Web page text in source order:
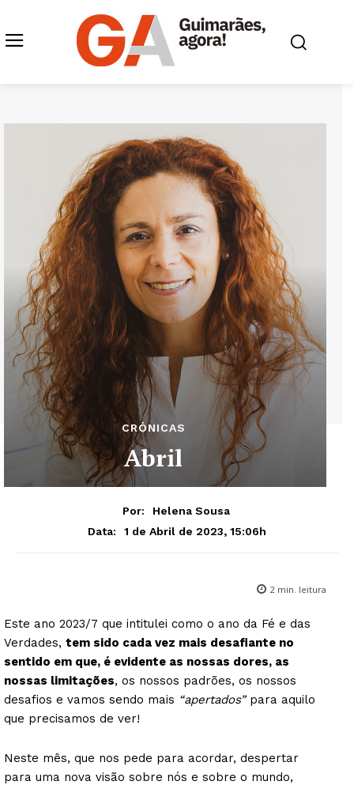
CRÓNICAS
Abril
Por:
Helena Sousa
Data:
1 de Abril de 2023, 15:06h
2 min. leitura
Este ano 2023/7 que intitulei como o ano da Fé e das
Verdades, tem sido cada vez mais desafiante no
sentido em que, é evidente as nossas dores, as
nossas limitações, os nossos padrões, os nossos
desafios e vamos sendo mais “apertados”para aquilo
que precisamos de ver!
Neste mês, que nos pede para acordar, despertar
para uma nova visão sobre nós e sobre o mundo,